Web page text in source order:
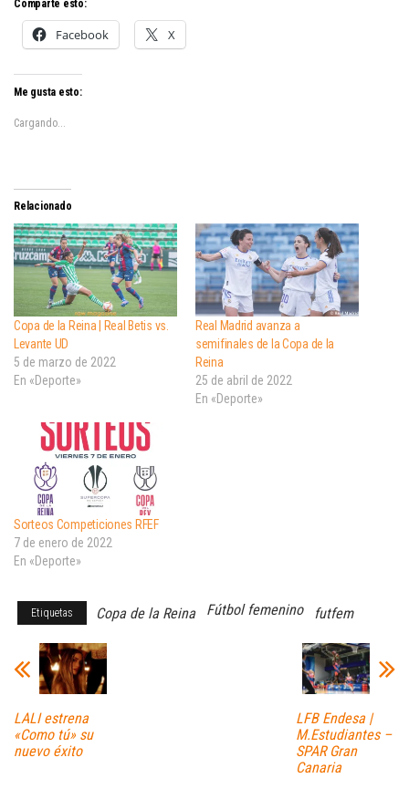
Comparte esto:
Facebook X
Me gusta esto:
Cargando...
Relacionado
Copa de la Reina | Real Betis vs.
Levante UD
5 de marzo de 2022
En «Deporte»
Real Madrid avanza a
semifinales de la Copa de la
Reina
25 de abril de 2022
En «Deporte»
Sorteos Competiciones RFEF
7 de enero de 2022
En «Deporte»
Etiquetas Copa de la Reina Fútbol femenino futfem
LALI estrena
«Como tú» su
nuevo éxito
LFB Endesa |
M.Estudiantes –
SPAR Gran
Canaria